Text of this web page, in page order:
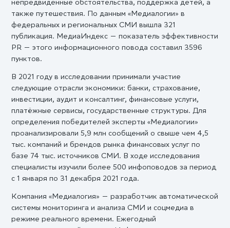
непредвиденные обстоятельства, поддержка детей, а
также путешествия. По данным «Медиалогии» в
федеральных и региональных СМИ вышла 321
публикация. МедиаИндекс — показатель эффективности
PR — этого информационного повода составил 3596
пунктов.
В 2021 году в исследовании принимали участие
следующие отрасли экономики: банки, страхование,
инвестиции, аудит и консалтинг, финансовые услуги,
платёжные сервисы, государственные структуры. Для
определения победителей эксперты «Медиалогии»
проанализировали 5,9 млн сообщений о свыше чем 4,5
тыс. компаний и брендов рынка финансовых услуг по
базе 74 тыс. источников СМИ. В ходе исследования
специалисты изучили более 500 инфоповодов за период
с 1 января по 31 декабря 2021 года.
Компания «Медиалогия» — разработчик автоматической
системы мониторинга и анализа СМИ и соцмедиа в
режиме реального времени. Ежегодный